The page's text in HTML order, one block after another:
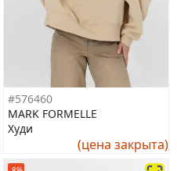
#576460
MARK FORMELLE
Худи
(цена закрыта)